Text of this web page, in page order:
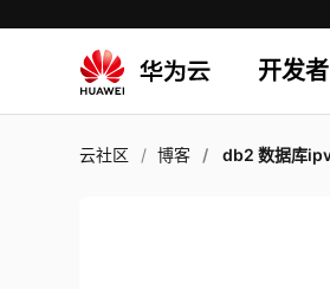
开发者
云社区 博客 db2 数据库